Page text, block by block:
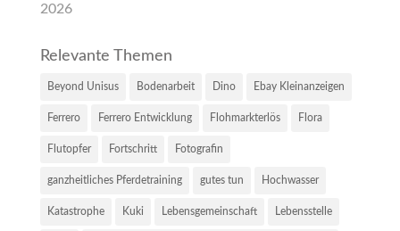
2026
Relevante Themen
Beyond Unisus Bodenarbeit Dino Ebay Kleinanzeigen
Ferrero Ferrero Entwicklung Flohmarkterlös Flora
Flutopfer Fortschritt Fotografin
ganzheitliches Pferdetraining gutes tun Hochwasser
Katastrophe Kuki Lebensgemeinschaft Lebensstelle